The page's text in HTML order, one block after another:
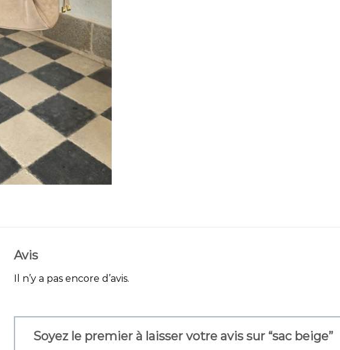
Avis
Il n’y a pas encore d’avis.
Soyez le premier à laisser votre avis sur “sac beige”